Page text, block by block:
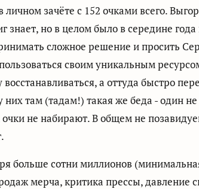
зачёте с 152 очками всего.
знает, но в целом было в середине года
сложное решение и просить
своим уникальным
восстанавливаться, а оттуда быстро
них там (тадам!) такая же беда - один не
не набирают. В общем не
больше сотни миллионов
мерча, критика прессы, давление